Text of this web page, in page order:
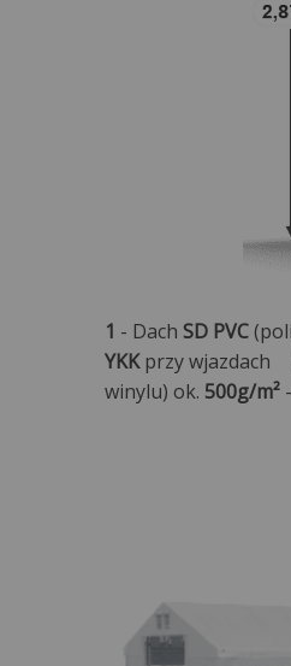
1 - Dach SD PVC
YKKprzy wjazdach
winylu) ok. 500g/m²